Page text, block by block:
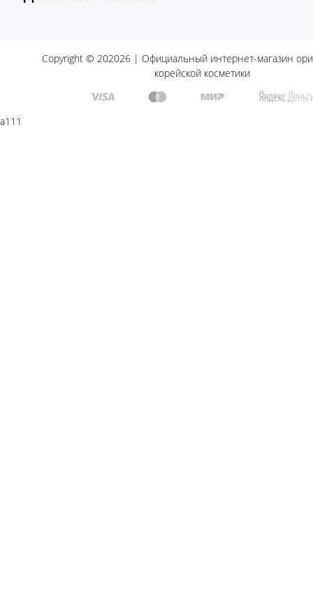
Copyright © 202026 | Официальный интернет-магазин
корейской косметики
a111